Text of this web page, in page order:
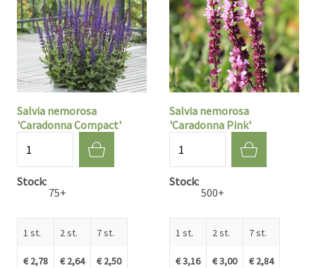
Salvia nemorosa
'Caradonna Compact'
Stock
75+
1 st.
€ 2,78
2 st.
€ 2,64
7 st.
€ 2,50
Salvia nemorosa
'Caradonna Pink'
Stock
500+
1 st.
€ 3,16
2 st.
€ 3,00
7 st.
€ 2,84